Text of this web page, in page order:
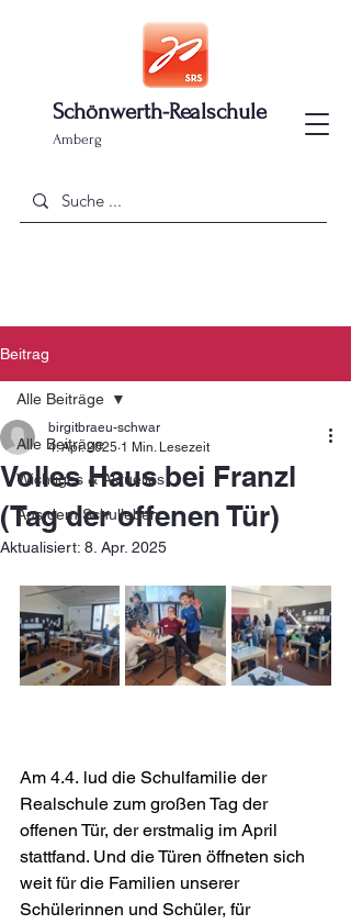
Schönwerth-Realschule
Amberg
Beitrag
Alle Beiträge
Wichtiges & Aktuelles
Aus dem Schulleben
Alle Beiträge
Volles Haus bei Franzl
(Tag der offenen Tür)
birgitbraeu-schwar
4. Apr. 2025 1 Min. Lesezeit
Aktualisiert: 8. Apr. 2025
Am 4.4. lud die Schulfamilie der
Realschule zum großen Tag der
offenen Tür, der erstmalig im April
stattfand. Und die Türen öffneten sich
weit für die Familien unserer
Schülerinnen und Schüler, für